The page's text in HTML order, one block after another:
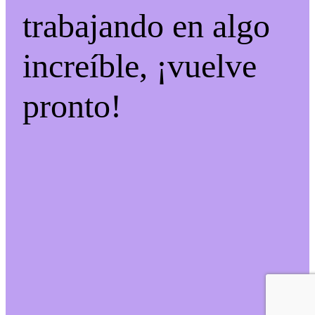
trabajando en algo
increíble, ¡vuelve
pronto!